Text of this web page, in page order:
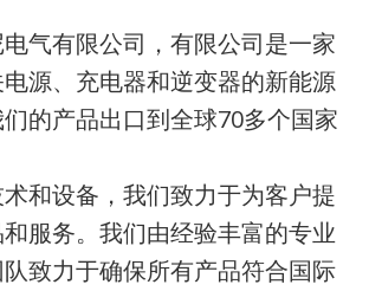
有限公司，有限公司是一家
源、充电器和逆变器的新能源
的产品出口到全球70多个国家
和设备，我们致力于为客户提
服务。我们由经验丰富的专业
致力于确保所有产品符合国际